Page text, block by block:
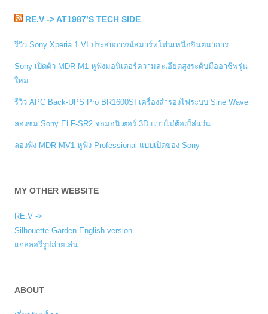
RE.V -> AT1987’S TECH SIDE
รีวิว Sony Xperia 1 VI ประสบการณ์สมาร์ทโฟนเหนือจินตนาการ
Sony เปิดตัว MDR-M1 หูฟังมอนิเตอร์ความละเอียดสูงระดับมืออาชีพรุ่น
ใหม่
รีวิว APC Back-UPS Pro BR1600SI เครื่องสำรองไฟระบบ Sine Wave
ลองชม Sony ELF-SR2 จอมอนิเตอร์ 3D แบบไม่ต้องใส่แว่น
ลองฟัง MDR-MV1 หูฟัง Professional แบบเปิดของ Sony
MY OTHER WEBSITE
RE.V ->
Silhouette Garden English version
แกลลอรี่รูปถ่ายเล่น
ABOUT